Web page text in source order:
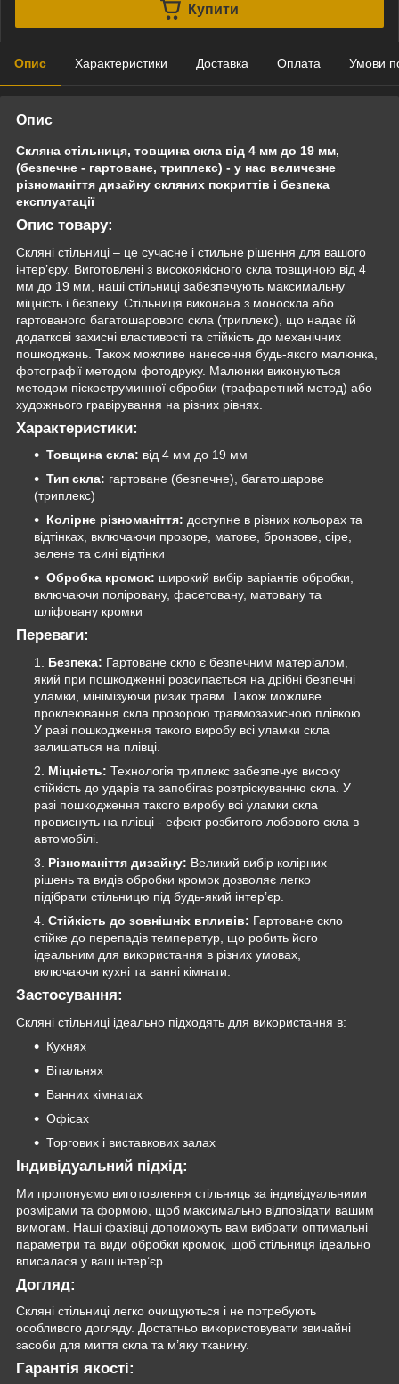
Купити
Опис Характеристики Доставка Оплата Умови
Опис
Скляна стільниця, товщина скла від 4 мм до 19 мм,
(безпечне - гартоване, триплекс) - у нас величезне
різноманіття дизайну скляних покриттів і безпека
експлуатації
Опис товару:
Скляні стільниці – це сучасне і стильне рішення для вашого
інтер’єру. Виготовлені з високоякісного скла товщиною від 4
мм до 19 мм, наші стільниці забезпечують максимальну
міцність і безпеку. Стільниця виконана з моноскла або
гартованого багатошарового скла (триплекс), що надає їй
додаткові захисні властивості та стійкість до механічних
пошкоджень. Також можливе нанесення будь-якого малюнка,
фотографії методом фотодруку. Малюнки виконуються
методом піскоструминної обробки (трафаретний метод) або
художнього гравірування на різних рівнях.
Характеристики:
Товщина скла: від 4 мм до 19 мм
Тип скла: гартоване (безпечне), багатошарове
(триплекс)
Колірне різноманіття: доступне в різних кольорах та
відтінках, включаючи прозоре, матове, бронзове, сіре,
зелене та сині відтінки
Обробка кромок: широкий вибір варіантів обробки,
включаючи поліровану, фасетовану, матовану та
шліфовану кромки
Переваги:
Безпека: Гартоване скло є безпечним матеріалом,
який при пошкодженні розсипається на дрібні безпечні
уламки, мінімізуючи ризик травм. Також можливе
проклеювання скла прозорою травмозахисною плівкою.
У разі пошкодження такого виробу всі уламки скла
залишаться на плівці.
Міцність: Технологія триплекс забезпечує високу
стійкість до ударів та запобігає розтріскуванню скла. У
разі пошкодження такого виробу всі уламки скла
провиснуть на плівці - ефект розбитого лобового скла в
автомобілі.
Різноманіття дизайну: Великий вибір колірних
рішень та видів обробки кромок дозволяє легко
підібрати стільницю під будь-який інтер’єр.
Стійкість до зовнішніх впливів: Гартоване скло
стійке до перепадів температур, що робить його
ідеальним для використання в різних умовах,
включаючи кухні та ванні кімнати.
Застосування:
Скляні стільниці ідеально підходять для використання в:
Кухнях
Вітальнях
Ванних кімнатах
Офісах
Торгових і виставкових залах
Індивідуальний підхід:
Ми пропонуємо виготовлення стільниць за індивідуальними
розмірами та формою, щоб максимально відповідати вашим
вимогам. Наші фахівці допоможуть вам вибрати оптимальні
параметри та види обробки кромок, щоб стільниця ідеально
вписалася у ваш інтер’єр.
Догляд:
Скляні стільниці легко очищуються і не потребують
особливого догляду. Достатньо використовувати звичайні
засоби для миття скла та м’яку тканину.
Гарантія якості: